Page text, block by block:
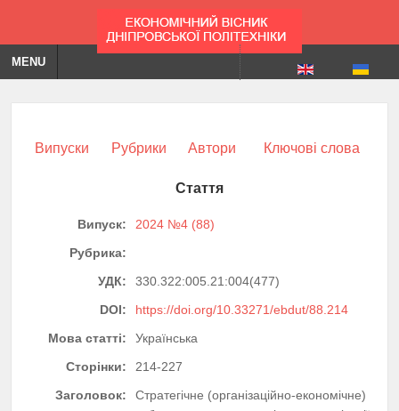
MENU
Випуски Рубрики Автори Ключові слова
Стаття
Випуск:
2024 №4 (88)
Рубрика:
УДК:
330.322:005.21:004(477)
DOI:
https://doi.org/10.33271/ebdut/88.214
Мова статті:
Українська
Сторінки:
214-227
Заголовок:
Стратегічне (організаційно-економічне)